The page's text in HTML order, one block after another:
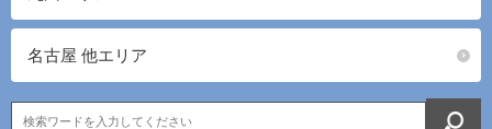
名古屋 他エリア